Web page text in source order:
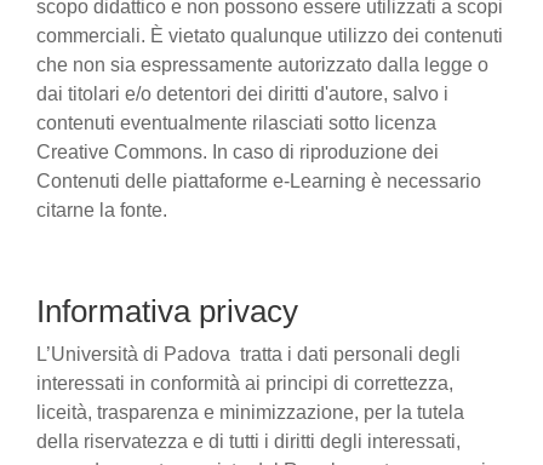
scopo didattico e non possono essere utilizzati a scopi
commerciali. È vietato qualunque utilizzo dei contenuti
che non sia espressamente autorizzato dalla legge o
dai titolari e/o detentori dei diritti d'autore, salvo i
contenuti eventualmente rilasciati sotto licenza
Creative Commons. In caso di riproduzione dei
Contenuti delle piattaforme e-Learning è necessario
citarne la fonte.
Informativa privacy
L’Università di Padova tratta i dati personali degli
interessati in conformità ai principi di correttezza,
liceità, trasparenza e minimizzazione, per la tutela
della riservatezza e di tutti i diritti degli interessati,